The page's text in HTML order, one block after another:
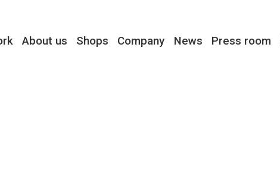
About us Shops Company News Press room